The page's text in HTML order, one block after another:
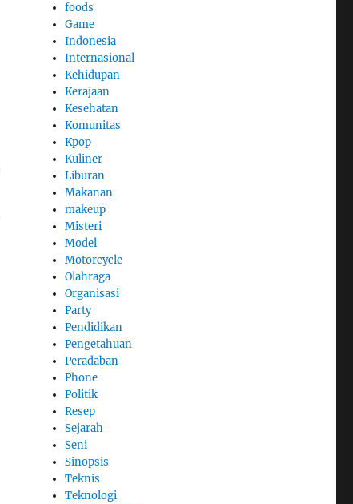
foods
Game
Indonesia
Internasional
Kehidupan
Kerajaan
Kesehatan
Komunitas
Kpop
Kuliner
Liburan
Makanan
makeup
Misteri
Model
Motorcycle
Olahraga
Organisasi
Party
Pendidikan
Pengetahuan
Peradaban
Phone
Politik
Resep
Sejarah
Seni
Sinopsis
Teknis
Teknologi